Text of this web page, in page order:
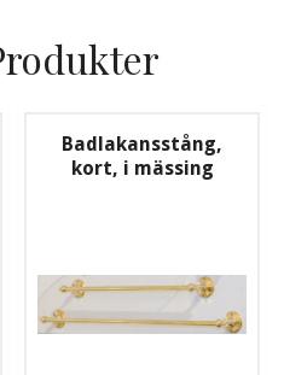
Badlakansstång,
kort, i mässing